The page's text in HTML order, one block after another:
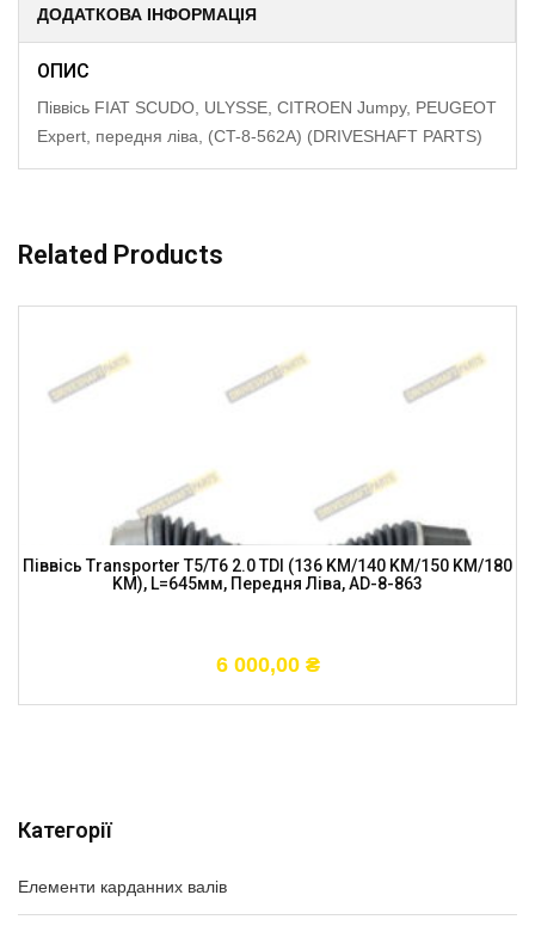
Категорії
Елементи карданних валів
ДОДАТКОВА ІНФОРМАЦІЯ
ОПИС
Піввісь FIAT SCUDO, ULYSSE, CITROEN Jumpy, PEUGEOT
Expert, передня ліва, (CT-8-562A) (DRIVESHAFT PARTS)
Related Products
Піввісь Transporter T5/T6 2.0 TDI (136 KM/140 KM/150 KM/180
KM), L=645мм, Передня Ліва, AD-8-863
6 000,00 ₴